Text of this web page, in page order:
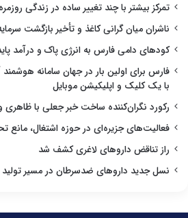
تمرکز بیشتر با چند تغییر ساده در زندگی روزمره
ناشران میان گرانی کاغذ و تأخیر بازگشت
کودهای دامی فارس به انرژی پاک و درآمد
فارس برای اولین بار در جهان سامانه
با یک کلیک و اپلیکیشن موبایل
رکورد نگران‌کننده ساخت خبر جعلی با
فعالیت‌های جزیره‌ای در حوزه اشتغال،
راز تناقض داروهای لاغری کشف شد
نسل جدید داروهای ضدسرطان در مسیر تولید